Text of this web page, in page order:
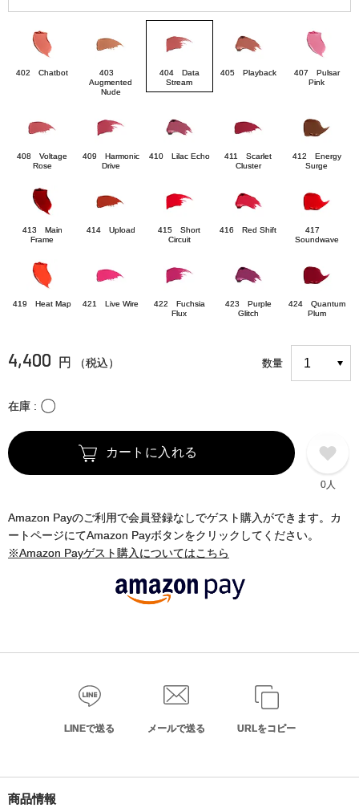
402 Chatbot
403
Augmented
Nude
404 Data
Stream
405 Playback
407 Pulsar
Pink
408 Voltage
Rose
409 Harmonic
Drive
410 Lilac Echo
411 Scarlet
Cluster
412 Energy
Surge
413 Main
Frame
414 Upload
415 Short
Circuit
416 Red Shift
417
Soundwave
419 Heat Map 421 Live Wire
422 Fuchsia
Flux
423 Purple
Glitch
424 Quantum
Plum
4,400 円 （税込） 数量
在庫 〇
カートに入れる
0人
Amazon Payのご利用で会員登録なしでゲスト購入ができます。カ
ートページにてAmazon Payボタンをクリックしてください。
※Amazon Payゲスト購入についてはこちら
LINEで送る メールで送る URLをコピー
商品情報